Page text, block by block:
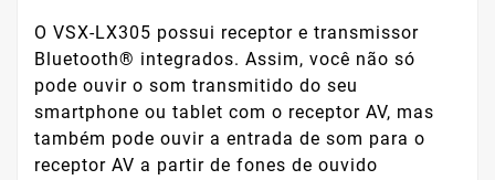
O VSX-LX305 possui receptor e transmissor
Bluetooth® integrados. Assim, você não só
pode ouvir o som transmitido do seu
smartphone ou tablet com o receptor AV, mas
também pode ouvir a entrada de som para o
receptor AV a partir de fones de ouvido